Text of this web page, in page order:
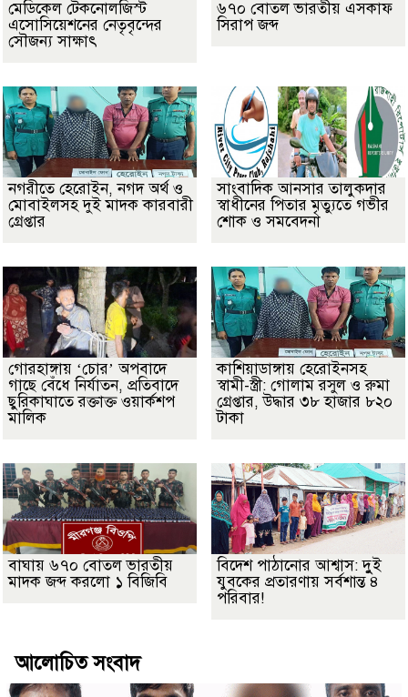
মেডিকেল টেকনোলজিস্ট
এসোসিয়েশনের নেতৃবৃন্দের
সৌজন্য সাক্ষাৎ
৬৭০ বোতল ভারতীয় এসকাফ
সিরাপ জব্দ
নগরীতে হেরোইন, নগদ অর্থ ও
মোবাইলসহ দুই মাদক কারবারী
গ্রেপ্তার
সাংবাদিক আনসার তালুকদার
স্বাধীনের পিতার মৃত্যুতে গভীর
শোক ও সমবেদনা
গোরহাঙ্গায় ‘চোর’ অপবাদে
গাছে বেঁধে নির্যাতন, প্রতিবাদে
ছুরিকাঘাতে রক্তাক্ত ওয়ার্কশপ
মালিক
কাশিয়াডাঙ্গায় হেরোইনসহ
স্বামী-স্ত্রী: গোলাম রসুল ও রুমা
গ্রেপ্তার, উদ্ধার ৩৮ হাজার ৮২০
টাকা
বাঘায় ৬৭০ বোতল ভারতীয়
মাদক জব্দ করলো ১ বিজিবি
বিদেশ পাঠানোর আশ্বাস: দুুই
যুবকের প্রতারণায় সর্বশান্ত ৪
পরিবার!
আলোচিত সংবাদ